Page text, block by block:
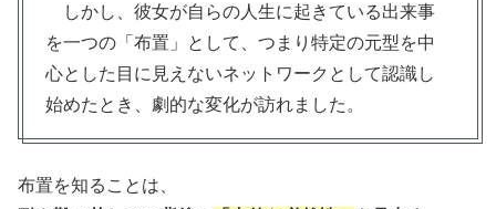
しかし、彼女が自らの人生に起きている出来事
を一つの「布置」として、つまり特定の元型を中
心とした目に見えないネットワークとして認識し
始めたとき、劇的な変化が訪れました。
布置を知ることは、